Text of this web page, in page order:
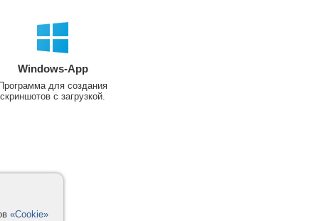
Windows-App
для создания
скриншотов с загрузкой.
«Cookie»